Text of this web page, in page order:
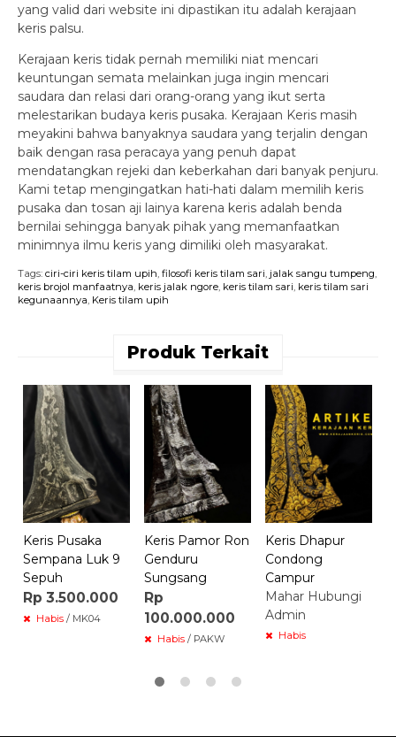
yang valid dari website ini dipastikan itu adalah kerajaan
keris palsu.
Kerajaan keris tidak pernah memiliki niat mencari
keuntungan semata melainkan juga ingin mencari
saudara dan relasi dari orang-orang yang ikut serta
melestarikan budaya keris pusaka. Kerajaan Keris masih
meyakini bahwa banyaknya saudara yang terjalin dengan
baik dengan rasa peracaya yang penuh dapat
mendatangkan rejeki dan keberkahan dari banyak penjuru.
Kami tetap mengingatkan hati-hati dalam memilih keris
pusaka dan tosan aji lainya karena keris adalah benda
bernilai sehingga banyak pihak yang memanfaatkan
minimnya ilmu keris yang dimiliki oleh masyarakat.
Tags: ciri-ciri keris tilam upih, filosofi keris tilam sari, jalak sangu tumpeng,
keris brojol manfaatnya, keris jalak ngore, keris tilam sari, keris tilam sari
kegunaannya, Keris tilam upih
Produk Terkait
Keris Pusaka
Sempana Luk 9
Sepuh
Rp 3.500.000
Habis / MK04
Keris Pamor Ron
Genduru
Sungsang
Rp
100.000.000
Habis / PAKW
Keris Dhapur
Condong
Campur
Mahar Hubungi
Admin
Habis